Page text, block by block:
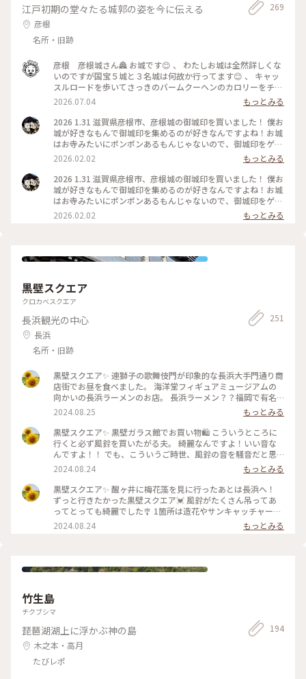
江戸初期の堂々たる城郭の姿を今に伝える
彦根
名所・旧跡
269
彦根 彦根城さん🏯 お城です😊 、 わたしお城は全然詳しくな
いのですが国宝５城と３名城は何故か行ってます😊 、 キャッ
スルロードを歩いてさっきのバームクーヘンのカロリーをチャ
ラに😊 、 とりあえず千成亭さんでいつもの近江牛コロッケプ
レミアムを食べます😋 、 外で食べてるとすずめ🐧が寄って来
たのでちょっとあげました😊 、 彦根東高校の前を通ると練習
してますね⚾️ 滋賀県は7月5日開幕です🎊 ちょっと見ていきま
しょう🙂 、 彦根城に着いた頃には最終入場時間が迫ってまし
た🫨 、 彦根城は天守閣までの道のりにいろんな仕掛けがされ
てます😊 、 まず入り口が石垣の上😳 ぐるっと回って橋を渡っ
た先が入り口です🚪✨ しかし入り口の両脇に櫓があり弓や鉄砲
の的になります🫨 、 さらにこの橋は落とし橋と言われる その
名の通り敵が来たら簡単に落とせる構造です😊 、 入り口まで
行く階段の高さや踏面は不均等になって駆け上がりにくくなっ
てます😊 、 天守には外から見えにくい矢狭間、鉄砲狭間があ
やく降りてかき氷食べたい🥹 、 祥福 たこ壱さんでかき氷🍧と
2026.07.04
もっとみる
2026 1.31 滋賀県彦根市、彦根城の御城印を買いました！ 僕お
城が好きなもんで御城印を集めるのが好きなんですよね！お城
はお寺みたいにポンポンあるもんじゃないので、御城印をゲッ
トした時はすごい嬉しいんですよ！この御城印は他ではなかな
か見ない赤色の御城印でびっくりしました！一応この御城印は
彦根城内にある「開国記念館」という資料館で買うことができ
ます。御城印以外にも日本100名城スタンプもここで押せま
す。 ちなみに中は撮影禁止ですが、彦根に関する歴史や模型が
あってなかなか楽しかったですよ！中にレゴで作られた彦根城
の模型があるんですが、撮影オッケーなことを知らずに写真を
2026.02.02
もっとみる
2026 1.31 滋賀県彦根市、彦根城の御城印を買いました！ 僕お
城が好きなもんで御城印を集めるのが好きなんですよね！お城
はお寺みたいにポンポンあるもんじゃないので、御城印をゲッ
トした時はすごい嬉しいんですよ！この御城印は他ではなかな
か見ない赤色の御城印でびっくりしました！一応この御城印は
す。 ちなみに中は撮影禁止ですが、彦根に関する歴史や模型が
撮らずに通り過ぎてしまいました...まあ仕方ないですね。#滋
賀 #城 #御城印 #博物館 #資料館 #コレクション
2026.02.02 もっとみる
黒壁スクエア
クロカベスクエア
長浜観光の中心
長浜
名所・旧跡
251
黒壁スクエア✨ 連獅子の歌舞伎門が印象的な長浜大手門通り商
店街でお昼を食べました。 海洋堂フィギュアミュージアムの
向かいの長浜ラーメンのお店。 長浜ラーメン？？福岡で有名
な長浜ラーメン？それとも滋賀の長浜市オリジナルのラーメ
ン？ あっさりとんこつ味のストレート細麺に紅しょうが。本
場の長浜ラーメンのようでしたがどちらかは分かりません💦
気さくなお母さんたちが作られていて、スープもごくごく飲め
るほどで美味しかったです😊 食べ歩き用に、近江牛
CurryBreadさんでカレーパンを買いました。持ち帰り用の冷
凍とその場で食べる用があり、5分ほど待って温めたものを頂
きました。 ノーマルなカレーパンとチーズ入り。 黒壁スクエ
アらしく、ブラックココアを練りこんだ真っ黒でスパイシーな
ルーにゴロゴロ近江牛が入っていて美味しかったです😍 #こと
りっぷ旅2024 #黒壁スクエア #長浜大手門通り商店街 #長浜ラ
ーメン #ラーメン #近江牛CurryBread #カレーパン #近江牛 #
2024.08.25
もっとみる
黒壁スクエア✨ 黒壁ガラス館でお買い物🛍 こういうところに
行くと必ず風鈴を買いたがる夫。 綺麗なんですよ！いい音な
んですよ！！ でも、こういうご時世、風鈴の音を騒音だと思
われる方もいるので…💧 家の中に飾るなら買ってもいいよ、と
言うと、それならいらない🥲とおとなしく諦めてくれました。
私は遠慮せず亀さんと金魚鉢グッズを買いました🥰 見ている
だけでも涼し気です☺️ 夏つながりで、香川でお土産に頂いた
寳月堂さんの丸亀うちわせんべいと愛用している丸亀うちわと
壁ガラス館 #ガラス細工 #寳月堂 #丸亀うちわせんべい #丸亀
2024.08.24
もっとみる
黒壁スクエア✨ 醒ヶ井に梅花藻を見に行ったあとは長浜へ！
ずっと行きたかった黒壁スクエア💓 風鈴がたくさん吊ってあ
ってとっても綺麗でした🎐 1箇所は造花やサンキャッチャーで
太陽の光が反射してキラキラしている花降る小径🌸 もう1箇所
は虹色の風鈴がきれいな音を奏でていました✨ 昭和感漂う黒板
降る小径 #風鈴 #長浜 #滋賀
2024.08.24 もっとみる
竹生島
チクブシマ
琵琶湖湖上に浮かぶ神の島
木之本・高月
たびレポ
194